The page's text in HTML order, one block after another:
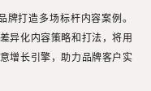
打造多场标杆内容案例。
异化内容策略和打法，将用
增长引擎，助力品牌客户实